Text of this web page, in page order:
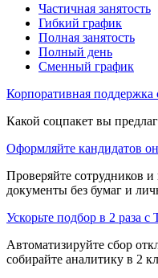
Частичная занятость
Гибкий график
Полная занятость
Полный день
Сменный график
Корпоративная поддержка
Какой соцпакет вы
Оформляйте кандидатов
Проверяйте сотрудников
документы без бумаг и
Ускорьте подбор в 2 раза с
Автоматизируйте сбор
собирайте аналитику в 2